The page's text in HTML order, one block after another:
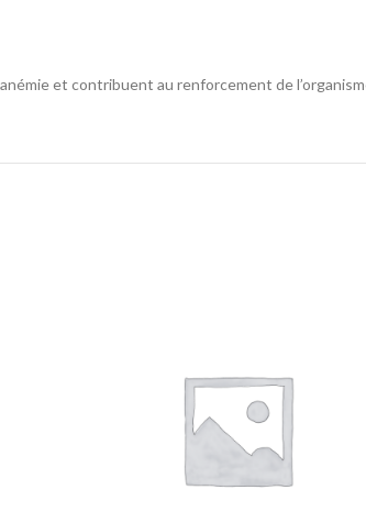
et contribuent au renforcement de